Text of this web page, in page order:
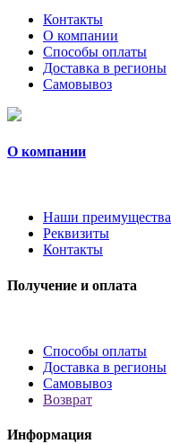
Контакты
О компании
Способы оплаты
Доставка в регионы
Самовывоз
О компании
Наши преимущества
Реквизиты
Контакты
Получение и оплата
Способы оплаты
Доставка в регионы
Самовывоз
Возврат
Информация